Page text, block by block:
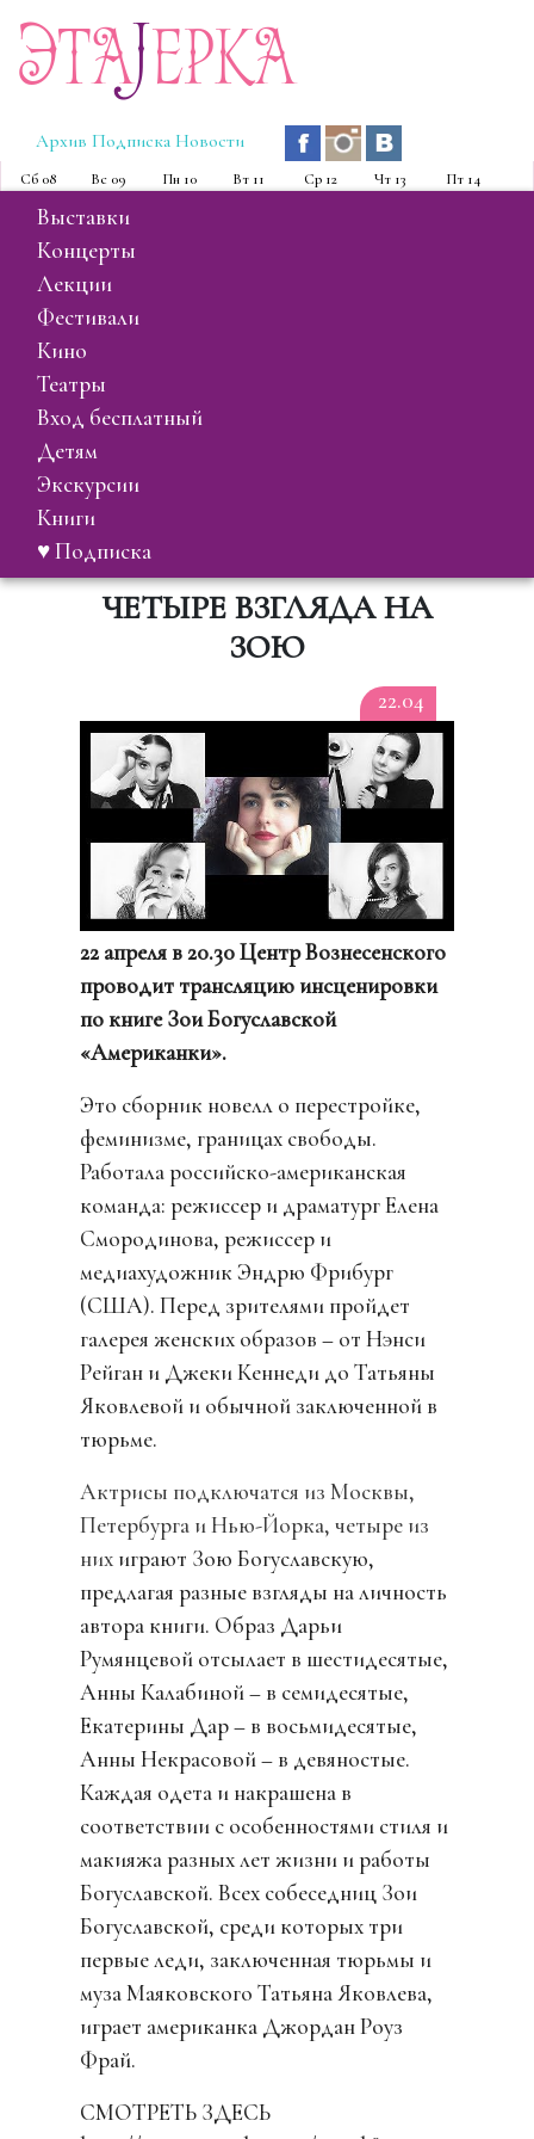
ЭтаJерка
Архив Подписка Новости
Сб 08 Вс 09 Пн 10 Вт 11 Ср 12 Чт 13 Пт 14
выставки
концерты
лекции
фестивали
кино
театры
вход бесплатный
детям
экскурсии
книги
♥ Подписка
ЧЕТЫРЕ ВЗГЛЯДА НА
ЗОЮ
22.04
22 апреля в 20.30 Центр Вознесенского
проводит трансляцию инсценировки
по книге Зои Богуславской
«Американки».
Это сборник новелл о перестройке,
феминизме, границах свободы.
Работала российско-американская
команда: режиссер и драматург Елена
Смородинова, режиссер и
медиахудожник Эндрю Фрибург
(США). Перед зрителями пройдет
галерея женских образов – от Нэнси
Рейган и Джеки Кеннеди до Татьяны
Яковлевой и обычной заключенной в
тюрьме.
Актрисы подключатся из Москвы,
Петербурга и Нью-Йорка, четыре из
них играют Зою Богуславскую,
предлагая разные взгляды на личность
автора книги. Образ Дарьи
Румянцевой отсылает в шестидесятые,
Анны Калабиной – в семидесятые,
Екатерины Дар – в восьмидесятые,
Анны Некрасовой – в девяностые.
Каждая одета и накрашена в
соответствии с особенностями стиля и
макияжа разных лет жизни и работы
Богуславской. Всех собеседниц Зои
Богуславской, среди которых три
первые леди, заключенная тюрьмы и
муза Маяковского Татьяна Яковлева,
играет американка Джордан Роуз
Фрай.
СМОТРЕТЬ ЗДЕСЬ